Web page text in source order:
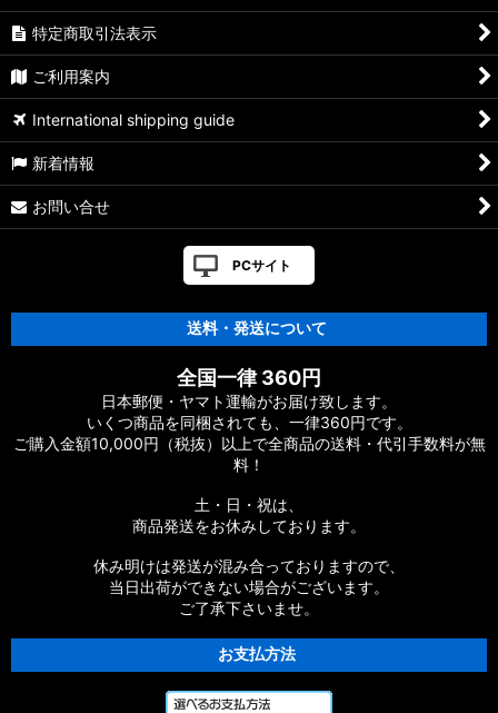
【シマノ】15メタニウム DC［Metanium］純正パーツリスト
【シマノ】07-08メタニウム Mｇ/MgDC［Metanium］純正パ
ーツリスト
【シマノ】21アンタレス DC［ANTARES］純正パーツリスト
【シマノ】22バンタム［BANTAM MGL］純正パーツリスト
【シマノ】05メタニウム XT［Metanium］純正パーツリスト
【シマノ】19アンタレス［ANTARES］純正パーツリスト
【シマノ】18アンタレス DC MD XG［ANTARES］純正パーツ
リスト
【シマノ】16アンタレス DC［ANTARES］純正パーツリスト
【シマノ】12アンタレス［ANTARES］純正パーツリスト
【シマノ】03-06アンタレス AR/DC/DC7［ANTARES］純正パ
【シマノ】21SLX BFS［SLX］純正パーツリスト
【シマノ】21-22カルカッタコンクエスト
【シマノ】18バンタム MGL［BANTAM MGL］純正パーツリス
特定商取引法表示
ご利用案内
International shipping guide
新着情報
お問い合せ
PCサイト
送料・発送について
全国一律 360円
日本郵便・ヤマト運輸がお届け致します。
いくつ商品を同梱されても、一律360円です。
ご購入金額10,000円（税抜）以上で全商品の送料・代引手数料が無
料！
土・日・祝は、
商品発送をお休みしております。
休み明けは発送が混み合っておりますので、
当日出荷ができない場合がございます。
ご了承下さいませ。
お支払方法